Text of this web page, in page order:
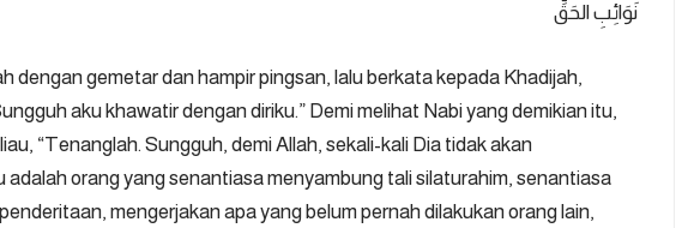
نَوَائِبِ الحَقِّ
dengan gemetar dan hampir pingsan, lalu berkata kepada Khadijah,
aku khawatir dengan diriku.” Demi melihat Nabi yang demikian itu,
“Tenanglah. Sungguh, demi Allah, sekali-kali Dia tidak akan
adalah orang yang senantiasa menyambung tali silaturahim, senantiasa
mengerjakan apa yang belum pernah dilakukan orang lain,